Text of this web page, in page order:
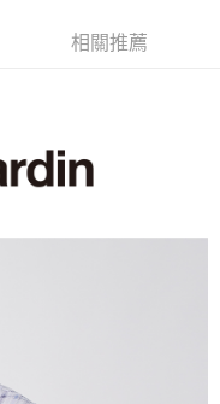
相關推薦